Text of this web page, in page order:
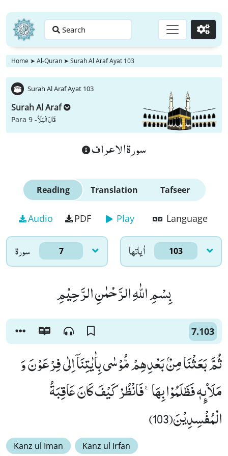
Search Go
Home ➤ Al-Quran ➤ Surah Al Araf Ayat 103
Surah Al Araf Ayat 103
Surah Al Araf
Para 9 -قَالَ الْمَلَاُ
سورة الاعراف
Reading Translation Tafseer
Audio PDF Play Language
سورۃ 7 اٰياتها 103
بِسْمِ اللّٰهِ الرَّحْمٰنِ الرَّحِیْمِ
7.103
ثُمَّ بَعَثْنَا مِنْۢ بَعْدِهِمْ مُّوْسٰى بِاٰیٰتِنَاۤ اِلٰى فِرْعَوْنَ وَ
مَلَاۡىٕهٖ فَظَلَمُوْا بِهَاۚ-فَانْظُرْ كَیْفَ كَانَ عَاقِبَةُ
الْمُفْسِدِیْنَ(103)
Kanz ul Iman Kanz ul Irfan